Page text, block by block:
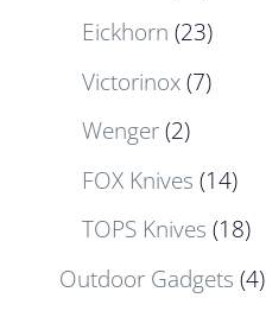
Eickhorn (23)
Victorinox(7)
Wenger(2)
FOX Knives (14)
TOPS Knives (18)
Outdoor Gadgets (4)